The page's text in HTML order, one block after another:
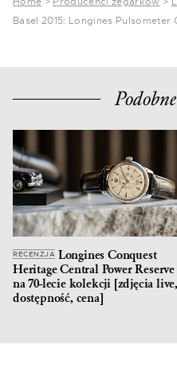
Basel 2015: Longines Pulsometer
RECENZJA Longines Conquest
Heritage Central Power Reserve
na 70-lecie kolekcji [zdjęcia live,
dostępność, cena]